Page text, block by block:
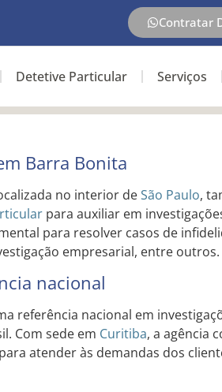
Contratar
Detetive Particular Serviços
Barra Bonita
no interior deSão Paulo,
para auxiliar em
para resolver casos de
empresarial, entre outros.
nacional
referência nacional em
Com sede em Curitiba, a agência
atender às demandas dos